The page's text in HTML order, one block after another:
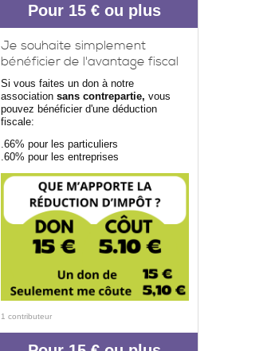
Pour 15 € ou plus
Je souhaite simplement
bénéficier de l'avantage fiscal
Si vous faites un don à notre
associationsans contrepartie, vous
pouvez bénéficier d'une déduction
fiscale:
.66% pour les particuliers
.60% pour les entreprises
1 contributeur